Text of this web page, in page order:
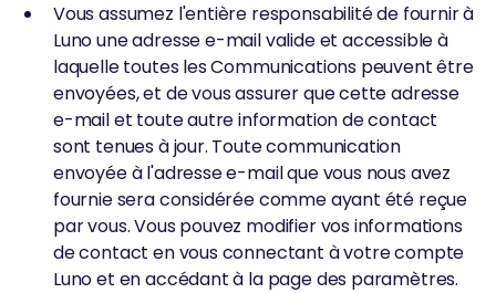
Vous assumez l'entière responsabilité de fournir à
Luno une adresse e-mail valide et accessible à
laquelle toutes les Communications peuvent être
envoyées, et de vous assurer que cette adresse
e-mail et toute autre information de contact
sont tenues à jour. Toute communication
envoyée à l'adresse e-mail que vous nous avez
fournie sera considérée comme ayant été reçue
par vous. Vous pouvez modifier vos informations
de contact en vous connectant à votre compte
Luno et en accédant à la page des paramètres.